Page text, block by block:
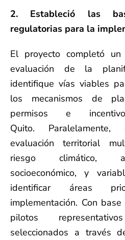
2. Estableció las
regulatorias para la
El proyecto completó
evaluación de la
identifique vías viables
los mecanismos de
permisos e
Quito.
evaluación territorial
riesgo climático,
socioeconómico,
y
identificar áreas
implementación. Con
pilotos
seleccionados a través